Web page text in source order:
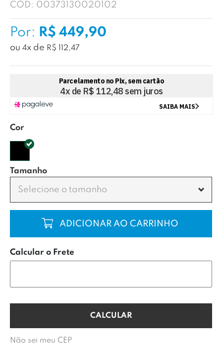
CÓD: 00373130020102
Por: R$ 449,90
ou 4x de R$ 112,47
Cor
Tamanho
Selecione o tamanho
COMPRAR
Calcular o Frete
Não sei meu CEP